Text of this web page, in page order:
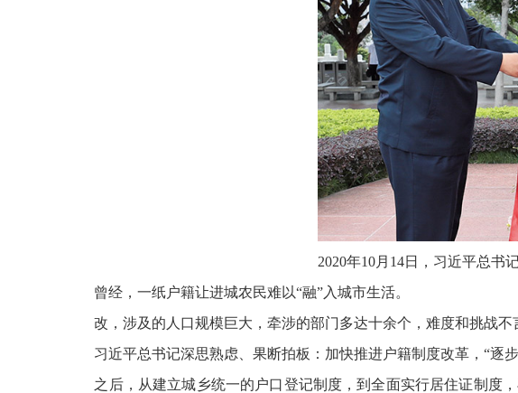
2020年10月14日，习近平总书
曾经，一纸户籍让进城农民难以“融”入城市生活。
改，涉及的人口规模巨大，牵涉的部门多达十余个，难度和挑战不
习近平总书记深思熟虑、果断拍板：加快推进户籍制度改革，“逐步
之后，从建立城乡统一的户口登记制度，到全面实行居住证制度